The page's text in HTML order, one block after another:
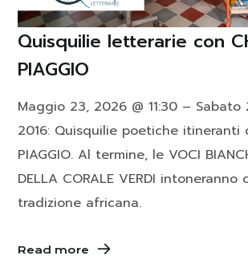
Quisquilie letterarie con
PIAGGIO
Maggio 23, 2026 @ 11:30 –
2016: Quisquilie poetiche itineranti
PIAGGIO. Al termine, le VOCI
DELLA CORALE VERDI
tradizione africana.
Read more